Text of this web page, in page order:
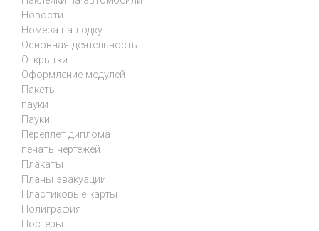
Новости
Номера на лодку
Основная деятельность
Открытки
Оформление модулей
Пакеты
пауки
Пауки
Переплет диплома
печать чертежей
Плакаты
Планы эвакуации
Пластиковые карты
Полиграфия
Постеры